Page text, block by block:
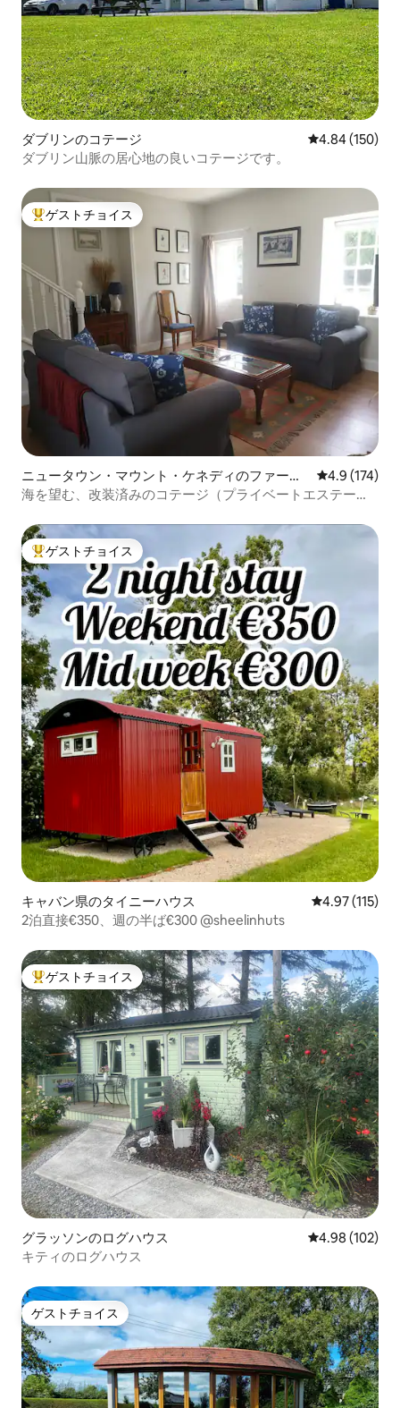
ダブリンのコテージ レビュー150
4.84 (150)
ダブリン山脈の居心地の良いコテージです。
大好評のゲストチョイスです。
ゲストチョイス
ニュータウン・マウント・ケネディのファーム
ステイ
レビュー174
4.9 (174)
海を望む、改装済みのコテージ（プライベートエステート
大好評のゲストチョイスです。
ゲストチョイス
キャバン県のタイニーハウス レビュー115
4.97 (115)
2泊直接€350、週の半ば€300 @sheelinhuts
大好評のゲストチョイスです。
ゲストチョイス
グラッソンのログハウス レビュー102
4.98 (102)
キティのログハウス
ゲストチョイス
ゲストチョイス